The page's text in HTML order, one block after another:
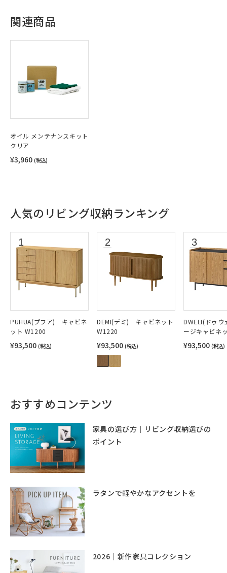
関連商品
オイル メンテナンスキット
クリア
¥3,960 (税込)
人気のリビング収納ランキング
PUHUA(プフア) キャビネ
ット W1200
¥93,500 (税込)
DEMI(デミ) キャビネット
W1220
¥93,500 (税込)
DWELI(ドゥ
ージキャビネ
¥93,500 (税込)
おすすめコンテンツ
家具の選び方｜リビング収納選びの
ポイント
ラタンで軽やかなアクセントを
2026｜新作家具コレクション